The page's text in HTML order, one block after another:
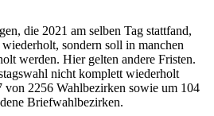
die 2021 am selben Tag stattfand,
sondern soll in manchen
werden. Hier gelten andere Fristen.
nicht komplett wiederholt
von 2256 Wahlbezirken sowie um 104
Briefwahlbezirken.